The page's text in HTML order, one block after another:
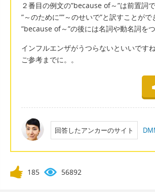
２番目の例文の”because of～”は前置詞
”～のために””～のせいで”と訳すことがで
”because of～”の後には名詞や動名詞を
インフルエンザがうつらないといいですね
ご参考までに。。
回答したアンカーのサイト
185 56892